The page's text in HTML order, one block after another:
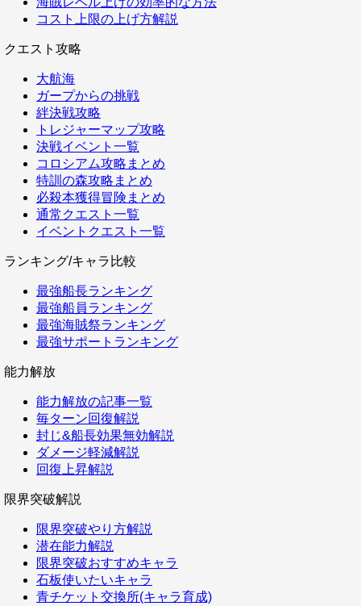
コスト上限の上げ方解説
クエスト攻略
大航海
ガープからの挑戦
絆決戦攻略
トレジャーマップ攻略
決戦イベント一覧
コロシアム攻略まとめ
特訓の森攻略まとめ
必殺本獲得冒険まとめ
通常クエスト一覧
イベントクエスト一覧
ランキング/キャラ比較
最強船長ランキング
最強船員ランキング
最強海賊祭ランキング
最強サポートランキング
能力解放
能力解放の記事一覧
毎ターン回復解説
封じ&船長効果無効解説
ダメージ軽減解説
回復上昇解説
限界突破解説
限界突破やり方解説
潜在能力解説
限界突破おすすめキャラ
石板使いたいキャラ
青チケット交換所(キャラ育成)